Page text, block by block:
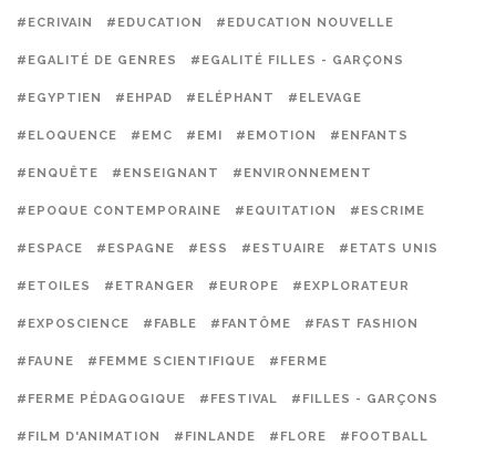
#ECRIVAIN #EDUCATION #EDUCATION NOUVELLE
#EGALITÉ DE GENRES #EGALITÉ FILLES - GARÇONS
#EGYPTIEN #EHPAD #ELÉPHANT #ELEVAGE
#ELOQUENCE #EMC #EMI #EMOTION #ENFANTS
#ENQUÊTE #ENSEIGNANT #ENVIRONNEMENT
#EPOQUE CONTEMPORAINE #EQUITATION #ESCRIME
#ESPACE #ESPAGNE #ESS #ESTUAIRE #ETATS UNIS
#ETOILES #ETRANGER #EUROPE #EXPLORATEUR
#EXPOSCIENCE #FABLE #FANTÔME #FAST FASHION
#FAUNE #FEMME SCIENTIFIQUE #FERME
#FERME PÉDAGOGIQUE #FESTIVAL #FILLES - GARÇONS
#FILM D'ANIMATION #FINLANDE #FLORE #FOOTBALL